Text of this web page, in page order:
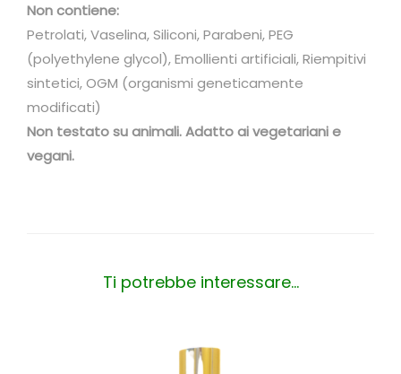
Non contiene:
Petrolati, Vaselina, Siliconi, Parabeni, PEG
(polyethylene glycol), Emollienti artificiali, Riempitivi
sintetici, OGM (organismi geneticamente
modificati)
Non testato su animali. Adatto ai vegetariani e
vegani.
Ti potrebbe interessare…